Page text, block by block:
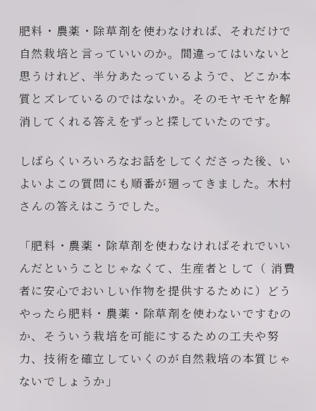
肥料・農薬・除草剤を使わなければ、それだけで
自然栽培と言っていいのか。間違ってはいないと
思うけれど、半分あたっているようで、どこか本
質とズレているのではないか。そのモヤモヤを解
消してくれる答えをずっと探していたのです。
しばらくいろいろなお話をしてくださった後、い
よいよこの質問にも順番が廻ってきました。木村
さんの答えはこうでした。
「肥料・農薬・除草剤を使わなければそれでいい
んだということじゃなくて、生産者として（ 消費
者に安心でおいしい作物を提供するために）どう
やったら肥料・農薬・除草剤を使わないですむの
か、そういう栽培を可能にするための工夫や努
力、技術を確立していくのが自然栽培の本質じゃ
ないでしょうか」